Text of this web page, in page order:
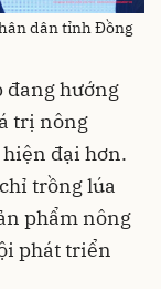
dân tỉnh Đồng
hướng
trị nông
đại hơn.
trồng lúa
phẩm nông
phát triển